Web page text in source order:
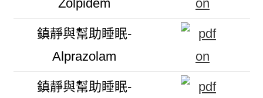
Zolpidem
鎮靜與幫助睡眠-
Alprazolam
鎮靜與幫助睡眠-